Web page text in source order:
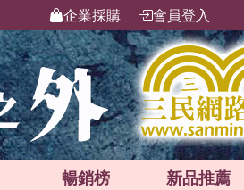
企業採購 會員登入
暢銷榜 新品推薦